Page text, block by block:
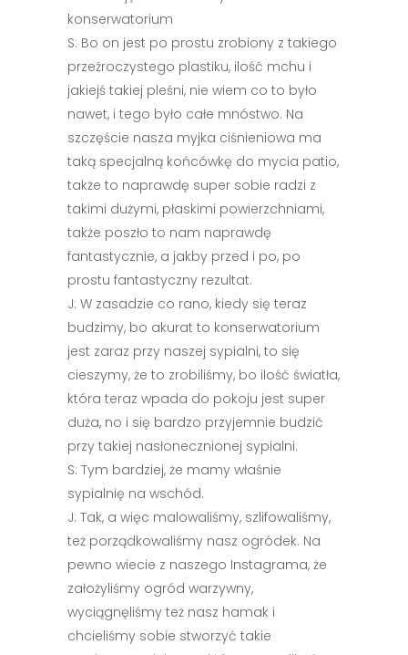
konserwatorium
S: Bo on jest po prostu zrobiony z takiego
przeźroczystego plastiku, ilość mchu i
jakiejś takiej pleśni, nie wiem co to było
nawet, i tego było całe mnóstwo. Na
szczęście nasza myjka ciśnieniowa ma
taką specjalną końcówkę do mycia patio,
także to naprawdę super sobie radzi z
takimi dużymi, płaskimi powierzchniami,
także poszło to nam naprawdę
fantastycznie, a jakby przed i po, po
prostu fantastyczny rezultat.
J: W zasadzie co rano, kiedy się teraz
budzimy, bo akurat to konserwatorium
jest zaraz przy naszej sypialni, to się
cieszymy, że to zrobiliśmy, bo ilość światła,
która teraz wpada do pokoju jest super
duża, no i się bardzo przyjemnie budzić
przy takiej nasłonecznionej sypialni.
S: Tym bardziej, że mamy właśnie
sypialnię na wschód.
J: Tak, a więc malowaliśmy, szlifowaliśmy,
też porządkowaliśmy nasz ogródek. Na
pewno wiecie z naszego Instagrama, że
założyliśmy ogród warzywny,
wyciągnęliśmy też nasz hamak i
chcieliśmy sobie stworzyć takie